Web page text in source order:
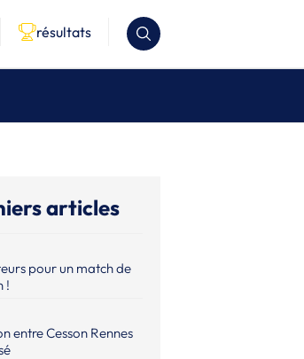
résultats
articles
pour un match de
!
entre Cesson Rennes